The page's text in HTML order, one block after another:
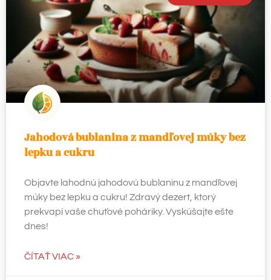
Jahodová bublanina z mandľovej múky bez
lepku a cukru
Objavte lahodnú jahodovú bublaninu z mandľovej
múky bez lepku a cukru! Zdravý dezert, ktorý
prekvapí vaše chuťové poháriky. Vyskúšajte ešte
dnes!
ČÍTAŤ VIAC »